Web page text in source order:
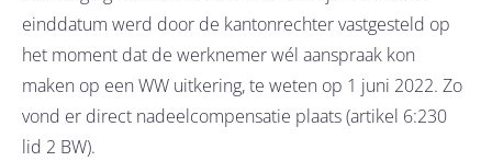
einddatum werd door de kantonrechter vastgesteld op
het moment dat de werknemer wél aanspraak kon
maken op een WW uitkering, te weten op 1 juni 2022. Zo
vond er direct nadeelcompensatie plaats (artikel 6:230
lid 2 BW).